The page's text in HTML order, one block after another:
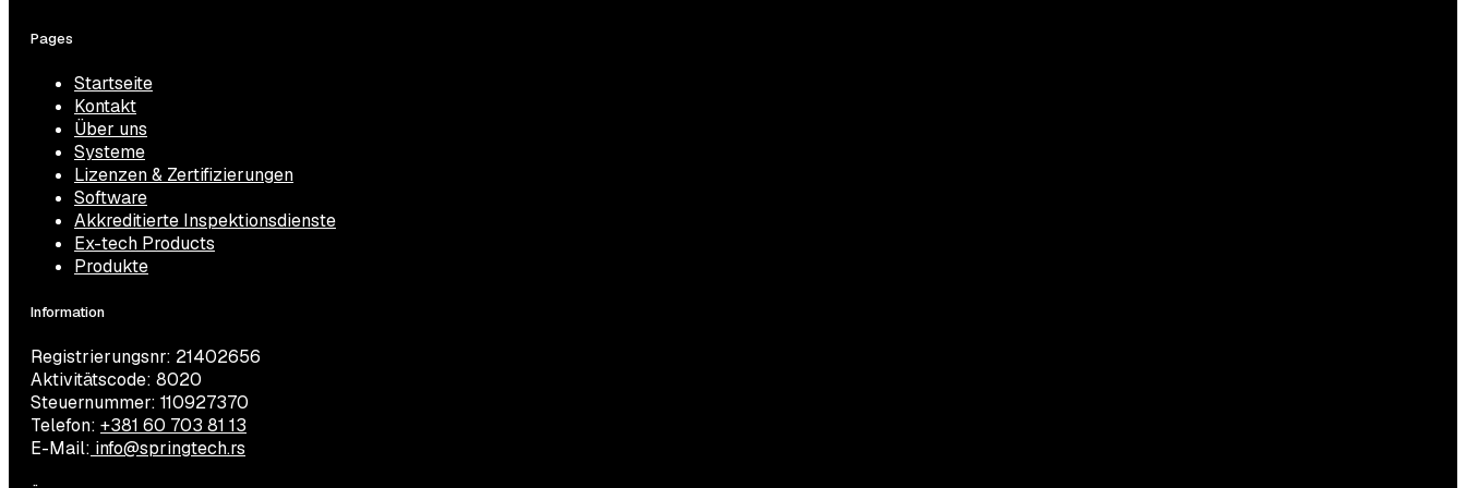
Pages
Startseite
Kontakt
Über uns
Systeme
Lizenzen & Zertifizierungen
Software
Akkreditierte Inspektionsdienste
Ex-tech Products
Produkte
Information
Registrierungsnr: 21402656
Aktivitätscode: 8020
Steuernummer: 110927370
Telefon: +381 60 703 81 13
E-Mail: info@springtech.rs